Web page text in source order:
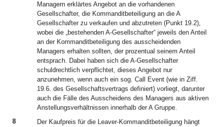
Managern erklärtes Angebot an die vorhandenen
Gesellschafter, die Kommanditbeteiligung an die A
Gesellschafter zu verkaufen und abzutreten (Punkt 19.2),
wobei die „bestehenden A-Gesellschafter“ jeweils den Anteil
an der Kommanditbeteiligung des ausscheidenden
Managers erhalten sollten, der prozentual seinem Anteil
entsprach. Dabei haben sich die A-Gesellschafter
schuldrechtlich verpflichtet, dieses Angebot nur
anzunehmen, wenn auch ein sog. Call Event (wie in Ziff.
19.6. des Gesellschaftsvertrags definiert) vorliegt, darunter
auch die Fälle des Ausscheidens des Managers aus aktiven
Anstellungsverhältnissen innerhalb der A Gruppe.
8
Der Kaufpreis für die Leaver-Kommanditbeteiligung hängt